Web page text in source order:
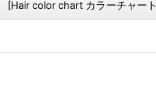
[Hair color chart カラーチャート